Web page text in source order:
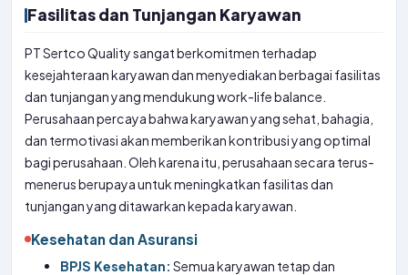
Fasilitas dan Tunjangan Karyawan
PT Sertco Quality sangat berkomitmen terhadap
kesejahteraan karyawan dan menyediakan berbagai fasilitas
dan tunjangan yang mendukung work-life balance.
Perusahaan percaya bahwa karyawan yang sehat, bahagia,
dan termotivasi akan memberikan kontribusi yang optimal
bagi perusahaan. Oleh karena itu, perusahaan secara terus-
menerus berupaya untuk meningkatkan fasilitas dan
tunjangan yang ditawarkan kepada karyawan.
Kesehatan dan Asuransi
BPJS Kesehatan: Semua karyawan tetap dan